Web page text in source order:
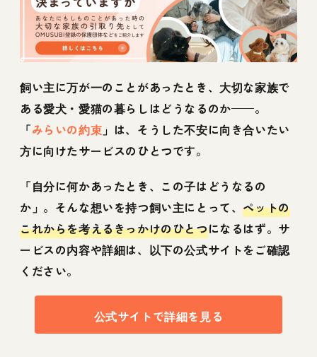
飼い主に万が一のことがあったとき、大切な家族で
ある愛犬・愛猫の暮らしはどうなるのか——。
「みらいの約束 」は、そうした不安に向き合いたい
方に向けたサービスのひとつです。
「自分に何かあったとき、この子はどうなるの
か」。そんな想いを持つ飼い主にとって、ペットの
これからを考えるきっかけのひとつになるはず。サ
ービスの内容や詳細は、以下の公式サイトをご確認
ください。
公式サイトで詳細を見る